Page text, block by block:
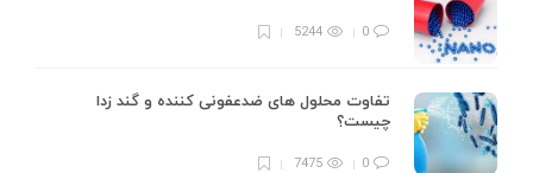
0
5244
تفاوت محلول های ضدعفونی کننده و گند زدا
چیست؟
0
7475